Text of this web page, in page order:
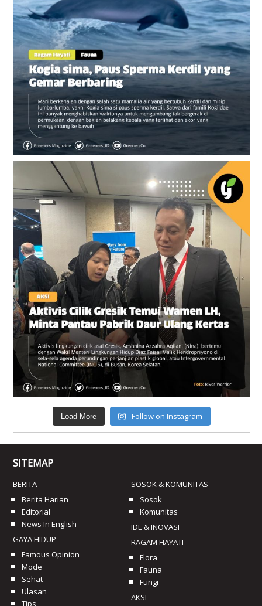
Load More Follow on Instagram
SITEMAP
BERITA
Berita Harian
Editorial
News In English
GAYA HIDUP
Famous Opinion
Mode
Sehat
Ulasan
Tips
SOSOK & KOMUNITAS
Sosok
Komunitas
IDE & INOVASI
RAGAM HAYATI
Flora
Fauna
Fungi
AKSI